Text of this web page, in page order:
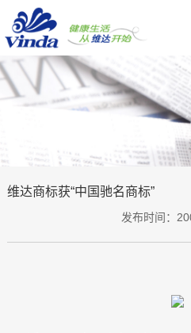
维达商标获“中国驰名商标”
发布时间：